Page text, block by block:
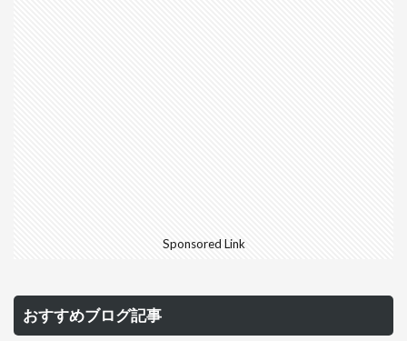
Sponsored Link
おすすめブログ記事